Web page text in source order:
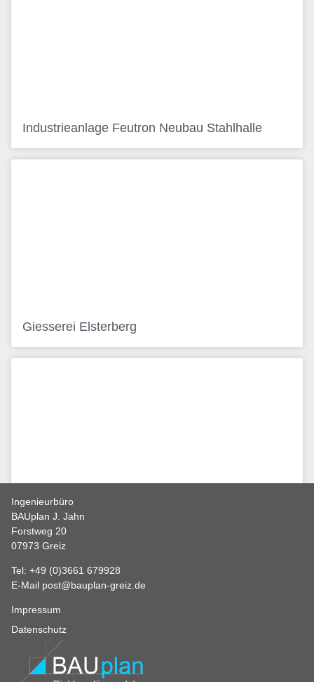
Industrieanlage Feutron Neubau Stahlhalle
Giesserei Elsterberg
Balkone
Ingenieurbüro
BAUplan J. Jahn
Forstweg 20
07973 Greiz
Tel: +49 (0)3661 679928
E-Mail post@bauplan-greiz.de
Impressum
Datenschutz